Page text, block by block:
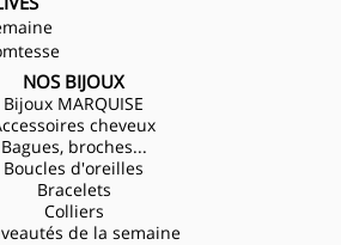
NOS BIJOUX
Bijoux MARQUISE
cheveux
Bagues, broches...
Boucles d'oreilles
Bracelets
Colliers
de la semaine